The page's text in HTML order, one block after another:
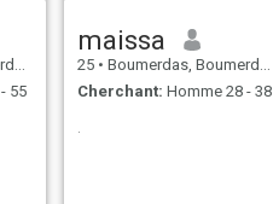
55
maissa
25 • Boumerdas, Boumerdes, Algérie
Cherchant: Homme 28 - 38
.